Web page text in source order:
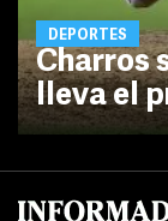
DEPORTES
Charros
lleva el